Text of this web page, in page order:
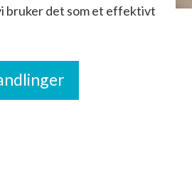
bruker det som et effektivt